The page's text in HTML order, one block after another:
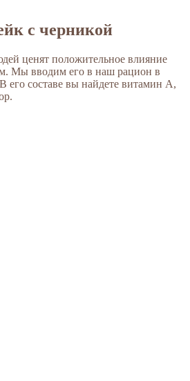
с черникой
ценят положительное влияние
Мы вводим его в наш рацион в
его составе вы найдете витамин А,